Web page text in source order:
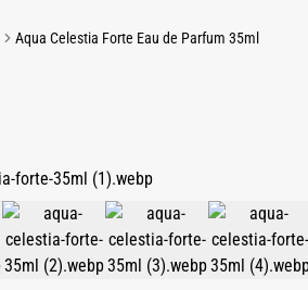
Aqua Celestia Forte Eau de Parfum 35ml